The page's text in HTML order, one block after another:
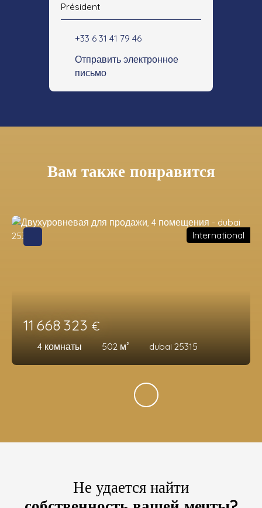
Président
+33 6 31 41 79 46
Отправить электронное
письмо
Вам также понравится
11 668 323 €
4 комнаты 502 м² dubai 25315
International
Не удается найти